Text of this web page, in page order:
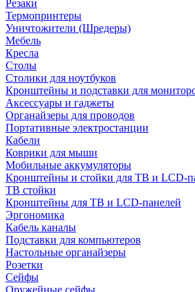
Резаки
Термопринтеры
Уничтожители (Шредеры)
Мебель
Кресла
Столы
Столики для ноутбуков
Кронштейны и подставки для
Аксессуары и гаджеты
Органайзеры для проводов
Портативные электростанции
Кабели
Коврики для мыши
Мобильные аккумуляторы
Кронштейны и стойки для ТВ и LCD-
ТВ стойки
Кронштейны для ТВ и LCD-панелей
Эргономика
Кабель каналы
Подставки для компьютеров
Настольные органайзеры
Розетки
Сейфы
Оружейные сейфы